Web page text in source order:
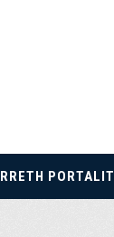
RRETH PORTALIT